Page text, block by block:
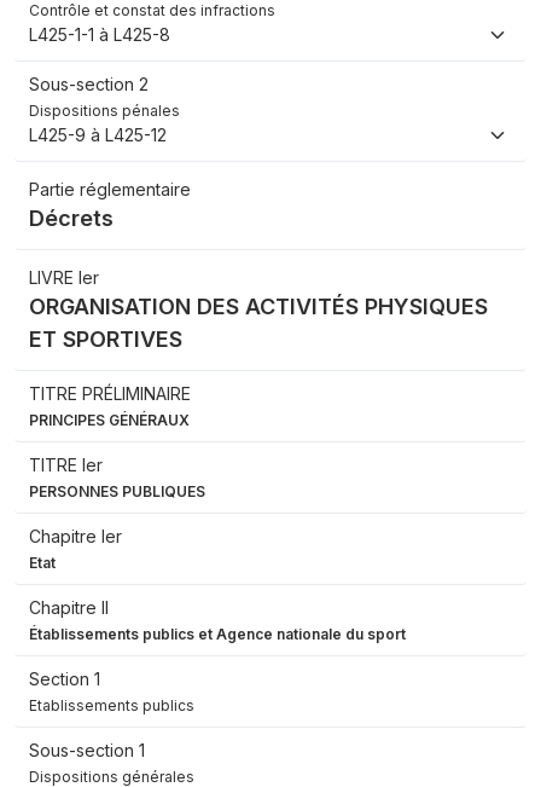
Contrôle et constat des infractions
L425-1-1 à L425-8
Sous-section 2
Dispositions pénales
L425-9 à L425-12
Partie réglementaire
Décrets
LIVRE Ier
ORGANISATION DES ACTIVITÉS PHYSIQUES
ET SPORTIVES
TITRE PRÉLIMINAIRE
PRINCIPES GÉNÉRAUX
TITRE Ier
PERSONNES PUBLIQUES
Chapitre Ier
Etat
Chapitre II
Établissements publics et Agence nationale du sport
Section 1
Etablissements publics
Sous-section 1
Dispositions générales